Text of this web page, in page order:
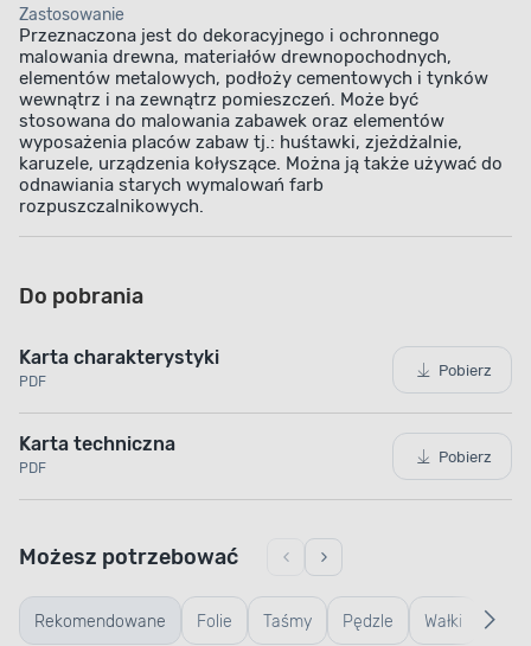
Zastosowanie
Przeznaczona jest do dekoracyjnego i ochronnego
malowania drewna, materiałów drewnopochodnych,
elementów metalowych, podłoży cementowych i tynków
wewnątrz i na zewnątrz pomieszczeń. Może być
stosowana do malowania zabawek oraz elementów
wyposażenia placów zabaw tj.: huśtawki, zjeżdżalnie,
karuzele, urządzenia kołyszące. Można ją także używać do
odnawiania starych wymalowań farb
rozpuszczalnikowych.
Do pobrania
Karta charakterystyki
PDF
Pobierz
Karta techniczna
PDF
Pobierz
Rekomendowane Folie Taśmy Pędzle Wałki
Możesz potrzebować